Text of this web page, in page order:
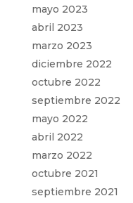
mayo 2023
abril 2023
marzo 2023
diciembre 2022
octubre 2022
septiembre 2022
mayo 2022
abril 2022
marzo 2022
octubre 2021
septiembre 2021